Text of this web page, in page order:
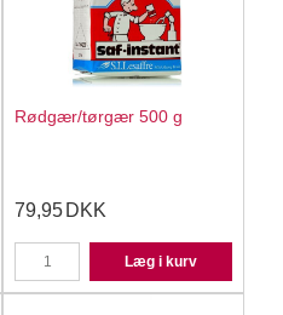
Rødgær/tørgær 500 g
79,95 DKK
Læg i kurv